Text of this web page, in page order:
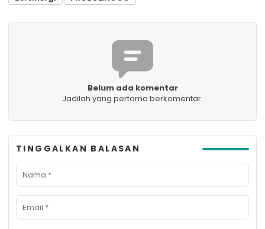
Belum ada komentar
Jadilah yang pertama berkomentar.
TINGGALKAN BALASAN